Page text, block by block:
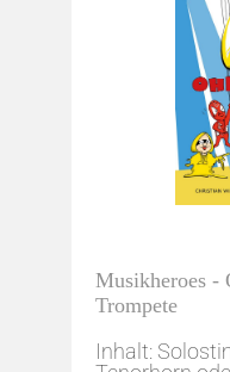
Musikheroes -
Trompete
Inhalt: Solostimme für Trompete,